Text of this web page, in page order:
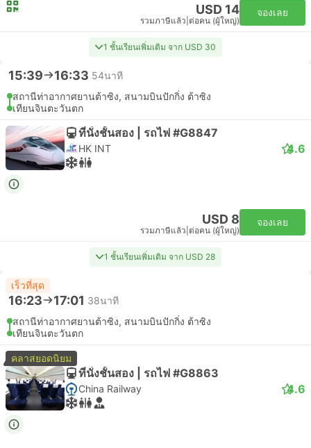
USD 14
รวมภาษีแล้ว ต่อคน (ผู้ใหญ่)
จองเลย
1 ชั้นเรียนเพิ่มเติม จาก USD 30
15:39 16:33 54นาที
สถานีท่าอากาศยานต้าซิง, สนามบินปักกิ่ง ต้าซิง
เทียนจินตะวันตก
ที่นั่งชั้นสอง | รถไฟ #G8847
HK INT 4.6
USD 8
รวมภาษีแล้ว ต่อคน (ผู้ใหญ่)
จองเลย
1 ชั้นเรียนเพิ่มเติม จาก USD 28
เร็วที่สุด
16:23 17:01 38นาที
สถานีท่าอากาศยานต้าซิง, สนามบินปักกิ่ง ต้าซิง
เทียนจินตะวันตก
คลาสยอดนิยม
ที่นั่งชั้นสอง | รถไฟ #G8863
China Railway 4.6